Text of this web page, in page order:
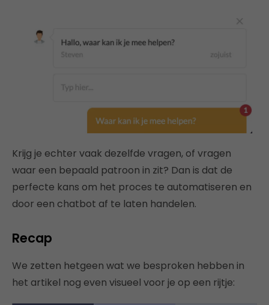
Krijg je echter vaak dezelfde vragen, of vragen
waar een bepaald patroon in zit? Dan is dat de
perfecte kans om het proces te automatiseren en
door een chatbot af te laten handelen.
Recap
We zetten hetgeen wat we besproken hebben in
het artikel nog even visueel voor je op een rijtje: